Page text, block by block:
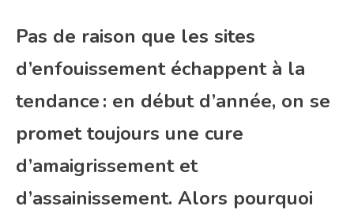
Pas de raison que les sites
d’enfouissement échappent à la
tendance : en début d’année, on se
promet toujours une cure
d’amaigrissement et
d’assainissement. Alors pourquoi